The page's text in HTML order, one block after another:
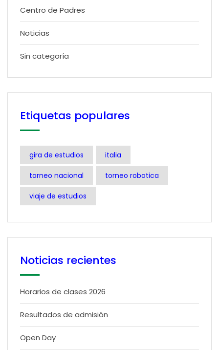
Centro de Padres
Noticias
Sin categoría
Etiquetas populares
gira de estudios italia
torneo nacional torneo robotica
viaje de estudios
Noticias recientes
Horarios de clases 2026
Resultados de admisión
Open Day